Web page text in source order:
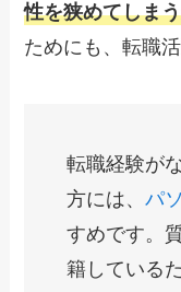
性を狭めてしま
ためにも、転職
転職経験が
方には、パ
すめです。
籍している